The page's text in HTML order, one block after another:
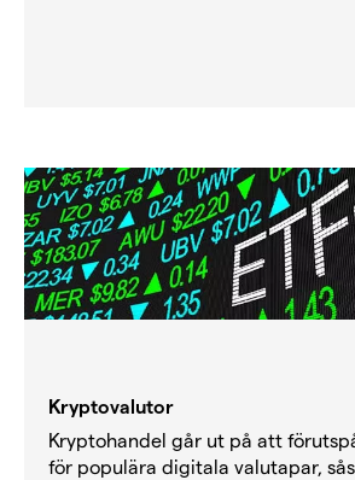
Kryptovalutor
Kryptohandel går ut på att
för populära digitala valutapar,